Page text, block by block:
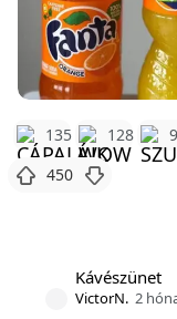
135 128
450
Kávészünet
VictorN. 2